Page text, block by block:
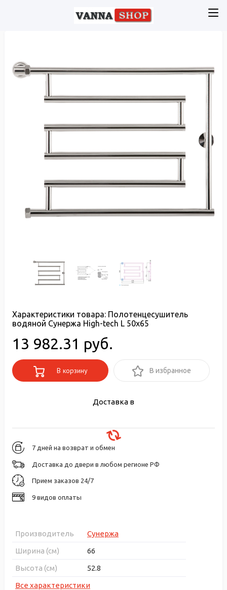
Характеристики товара: Полотенцесушитель
водяной Сунержа High-tech L 50x65
13 982.31 руб.
В корзину В избранное
Доставка в
7 дней на возврат и обмен
Доставка до двери в любом регионе РФ
Прием заказов 24/7
9 видов оплаты
Производитель
Сунержа
Ширина (см)
66
Высота (см)
52.8
Все характеристики